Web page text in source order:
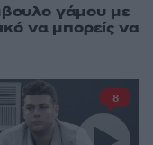
γάμου με
να μπορείς να
8